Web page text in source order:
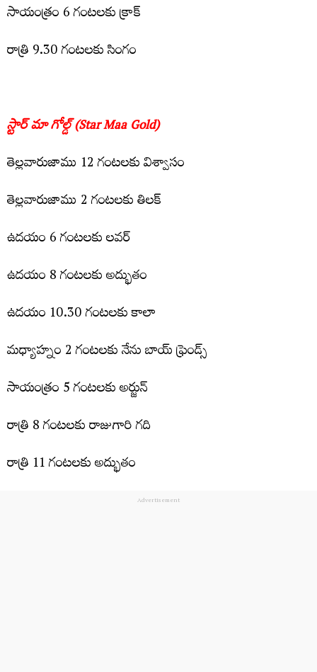
సాయంత్రం 6 గంట‌ల‌కు క్రాక్‌
రాత్రి 9.30 గంట‌ల‌కు సింగం
స్టార్ మా గోల్డ్‌ (Star Maa Gold)
తెల్ల‌వారుజాము 12 గంట‌ల‌కు విశ్వాసం
తెల్ల‌వారుజాము 2 గంట‌ల‌కు తిల‌క్‌
ఉద‌యం 6 గంట‌ల‌కు ల‌వ‌ర్‌
ఉద‌యం 8 గంట‌ల‌కు అద్భుతం
ఉద‌యం 10.30 గంట‌లకు కాలా
మ‌ధ్యాహ్నం 2 గంట‌లకు నేను బాయ్ ఫ్రెండ్స్‌
సాయంత్రం 5 గంట‌లకు అర్జున్‌
రాత్రి 8 గంట‌ల‌కు రాజుగారి గ‌ది
రాత్రి 11 గంటలకు అద్భుతం